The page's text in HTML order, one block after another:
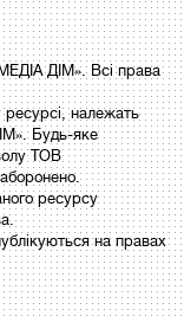
ДІМ». Всі права
ресурсі, належать
Будь-яке
ТОВ
ресурсу
на правах